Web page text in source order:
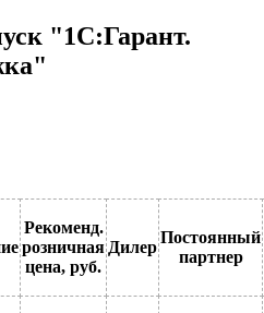
"1С:Гарант.
Рекоменд.
розничная
цена, руб.
Дилер
Постоянный
партнер